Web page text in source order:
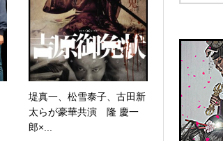
堤真一、松雪泰子、古田新
太らが豪華共演 隆 慶一
郎×...